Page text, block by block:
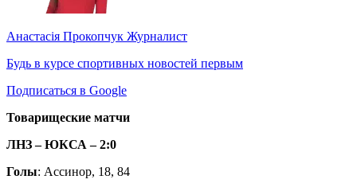
Анастасія Прокопчук Журналист
Будь в курсе спортивных новостей первым
Подписаться в Google
Товарищеские матчи
ЛНЗ – ЮКСА – 2:0
Голы: Ассинор, 18, 84